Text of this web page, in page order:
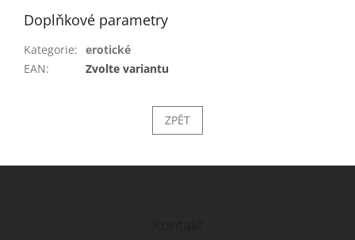
Doplňkové parametry
Kategorie: erotické
EAN: Zvolte variantu
ZPĚT